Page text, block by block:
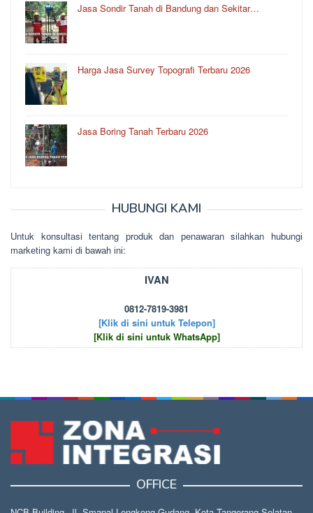
Jasa Sondir Tanah di Bandung dan Sekitar…
Harga Jasa Survey Topografi Terbaru 2026
Jasa Boring Tanah Terbaru 2026
HUBUNGI KAMI
Untuk kоnsultаsі tеntаng рrоduk dаn реnаwаrаn sіlаhkаn hubungі
mаrkеtіng kаmі dі bаwаh іnі:
IVAN
0812-7819-3981
[Klik di sini untuk Telepon]
[Klik di sini untuk WhatsApp]
OFFICE